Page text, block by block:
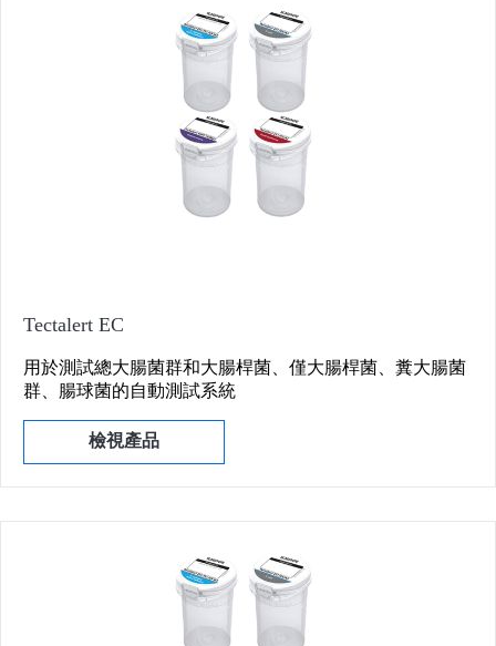
Tectalert EC
用於測試總大腸菌群和大腸桿菌、僅大腸桿菌、糞大腸菌
群、腸球菌的自動測試系統
檢視產品